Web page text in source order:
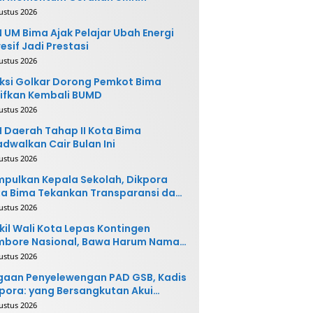
2026
UM Bima Ajak Pelajar Ubah Energi
Jadi Prestasi
2026
Golkar Dorong Pemkot Bima
Kembali BUMD
2026
Daerah Tahap II Kota Bima
Cair Bulan Ini
2026
Kepala Sekolah, Dikpora
Bima Tekankan Transparansi dan
2026
Wali Kota Lepas Kontingen
Nasional, Bawa Harum Nama
Bima
2026
Penyelewengan PAD GSB, Kadis
yang Bersangkutan Akui
dan Siap
2026